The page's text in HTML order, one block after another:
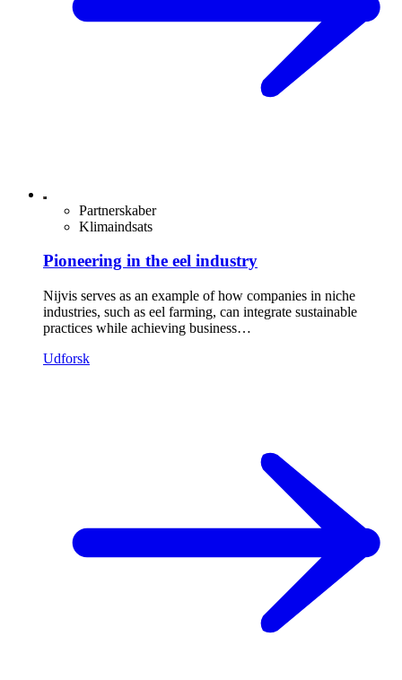
Partnerskaber
Klimaindsats
Pioneering in the eel industry
Nijvis serves as an example of how companies in niche
industries, such as eel farming, can integrate sustainable
practices while achieving business…
Udforsk